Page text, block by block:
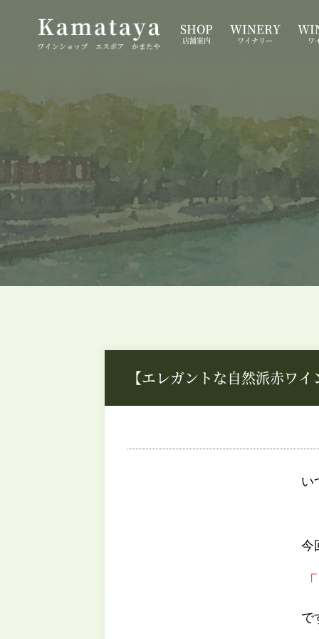
SHOP
店舗案内
WINERY
ワイナリー ワ
【エレガントな自然派赤ワ
い
今
で